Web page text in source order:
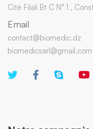
Cité Filali Bt C N° 1 ,
Email
contact@biomedic.dz
biomedicsarl@gmail.com